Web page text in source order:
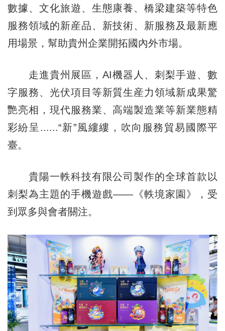
數據、文化旅遊、生態康養、橋梁建築等特色
服務領域的新産品、新技術、新服務及最新應
用場景，幫助貴州企業開拓國內外市場。
走進貴州展區，AI機器人、刺梨手遊、數
字服務、光伏項目等新質生産力領域新成果驚
艷亮相，現代服務業、高端製造業等新業態精
彩紛呈......“新”風縷縷，吹向服務貿易國際平
臺。
貴陽一軼科技有限公司製作的全球首款以
刺梨為主題的手機遊戲——《軼境家園》，受
到眾多與會者關注。